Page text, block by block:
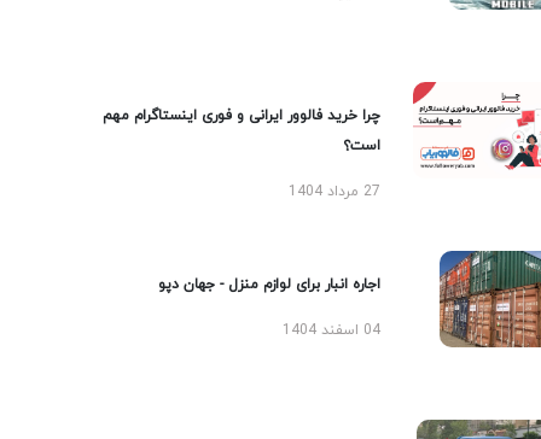
چرا خرید فالوور ایرانی و فوری اینستاگرام مهم
است؟
27 مرداد 1404
اجاره انبار برای لوازم منزل - جهان دپو
04 اسفند 1404